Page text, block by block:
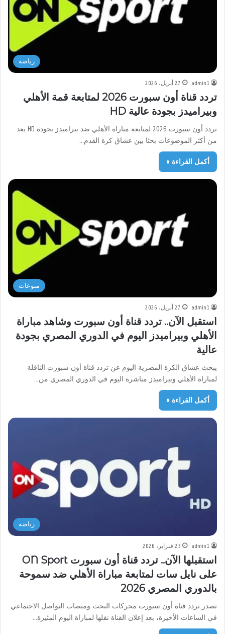
رياضة
admin1 27 أبريل، 2026
تردد قناة أون سبورت 2026 لمتابعة قمة الأهلي
وبيراميدز بجودة عالية HD
تردد أون سبورت 2026 لمتابعة مباراة الأهلي ضد بيراميدز بجودة HD يعد
من أكثر الموضوعات بحثا بين عشاق كرة القدم…
أكمل القراءة »
منوعات
admin1 27 أبريل، 2026
استقبل الآن.. تردد قناة أون سبورت وشاهد مباراة
الأهلي وبيراميدز اليوم في الدوري المصري بجودة
عالية
يبحث عشاق الكرة المصرية اليوم عن تردد قناة أون سبورت الناقلة
لمباراة الأهلي وبيراميدز مباشرة اليوم في الدوري المصري من…
أكمل القراءة »
رياضة
admin1 23 فبراير، 2026
استقبلها الآن.. تردد قناة أون سبورت ON Sport
على نايل سات لمتابعة مباراة الأهلي ضد سموحة
بالدوري المصري 2026
تصدر تردد قناة أون سبورت محركات البحث ومنصات التواصل الاجتماعي
في الساعات الأخيرة، بعد إعلان القناة نقلها لمباراة اليوم المثيرة…